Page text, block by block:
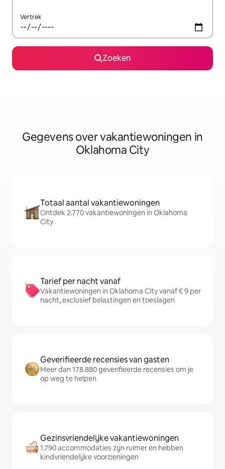
Vertrek
Zoeken
Gegevens over vakantiewoningen in
Oklahoma City
Totaal aantal vakantiewoningen
Ontdek 2.770 vakantiewoningen in Oklahoma
City
Tarief per nacht vanaf
Vakantiewoningen in Oklahoma City vanaf € 9 per
nacht, exclusief belastingen en toeslagen
Geverifieerde recensies van gasten
Meer dan 178.880 geverifieerde recensies om je
op weg te helpen
Gezinsvriendelijke vakantiewoningen
1.790 accommodaties zijn ruimer en hebben
kindvriendelijke voorzieningen